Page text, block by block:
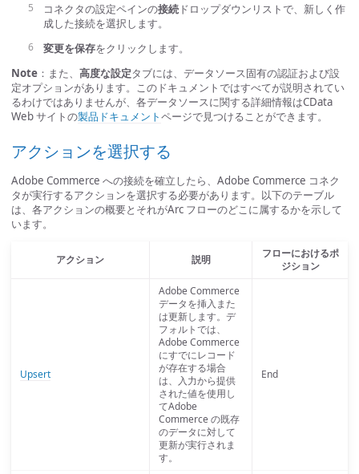
コネクタの設定ペインの接続 ドロップダウンリストで、新しく作
成した接続を選択します。
変更を保存をクリックします。
Note ：また、 高度な設定タブには、データソース固有の認証および設
定オプションがあります。このドキュメントではすべてが説明されてい
るわけではありませんが、各データソースに関する詳細情報はCData
Web サイトの製品ドキュメントページで見つけることができます。
アクションを選択する
Adobe Commerce への接続を確立したら、Adobe Commerce コネク
タが実行するアクションを選択する必要があります。以下のテーブル
は、各アクションの概要とそれがArc フローのどこに属するかを示して
います。
アクション 説明
フローにおけるポ
ジション
Upsert
Adobe Commerce
データを挿入また
は更新します。デ
フォルトでは、
Adobe Commerce
にすでにレコード
が存在する場合
は、入力から提供
された値を使用し
てAdobe
Commerce の既存
のデータに対して
更新が実行されま
す。
End